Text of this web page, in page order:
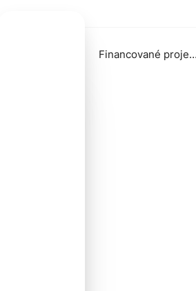
Financované projekty